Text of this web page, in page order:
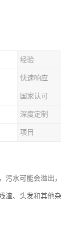
经验
快速响应
国家认可
深度定制
项目
水可能会溢出
、头发和其他